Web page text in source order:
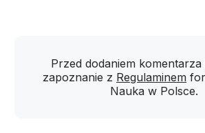
Przed dodaniem
zapoznanie z Regulaminem
Nauka w Polsce.